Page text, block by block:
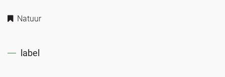
Natuur
label